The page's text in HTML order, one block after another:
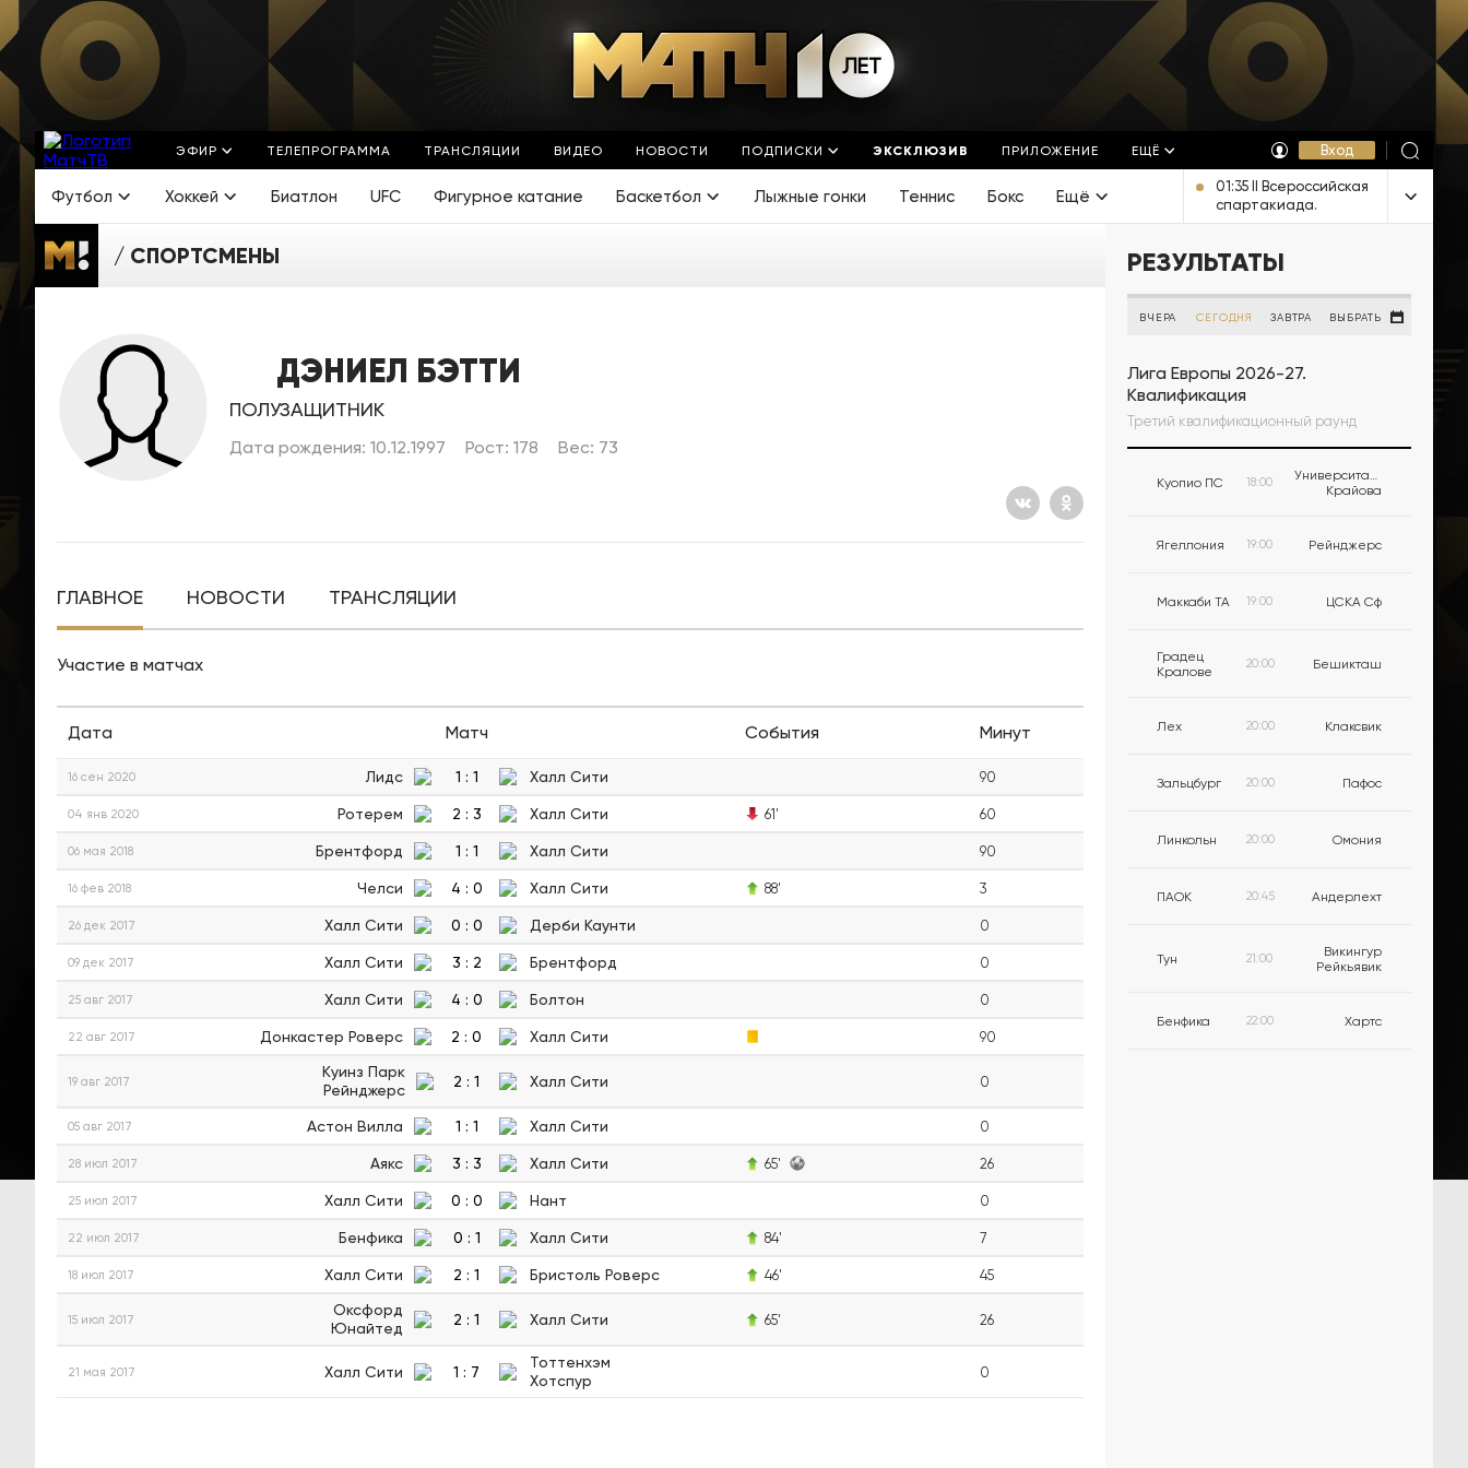
ЭФИР ТЕЛЕПРОГРАММА ТРАНСЛЯЦИИ ВИДЕО НОВОСТИ ПОДПИСКИ ЭКСКЛЮЗИВ ПРИЛОЖЕНИЕ ЕЩЁ Вход
Футбол Хоккей Биатлон UFC Фигурное катание Баскетбол Лыжные гонки Теннис Бокс Ещё
01:35 II Всероссийская
спартакиада.
Регби-7. Трансляция
СПОРТСМЕНЫ
ДЭНИЕЛ БЭТТИ
ПОЛУЗАЩИТНИК
Дата рождения: 10.12.1997 Рост: 178 Вес: 73
ГЛАВНОЕ НОВОСТИ ТРАНСЛЯЦИИ
Участие в матчах
Дата Матч События Минут
16 сен 2020 Лидс 1 : 1 Халл Сити 90
04 янв 2020 Ротерем 2 : 3 Халл Сити 61' 60
06 мая 2018 Брентфорд 1 : 1 Халл Сити 90
16 фев 2018 Челси 4 : 0 Халл Сити 88' 3
26 дек 2017 Халл Сити 0 : 0 Дерби Каунти 0
09 дек 2017 Халл Сити 3 : 2 Брентфорд 0
25 авг 2017 Халл Сити 4 : 0 Болтон 0
22 авг 2017 Донкастер Роверс 2 : 0 Халл Сити 90
19 авг 2017
Куинз Парк
Рейнджерс
2 : 1 Халл Сити 0
05 авг 2017 Астон Вилла 1 : 1 Халл Сити 0
28 июл 2017 Аякс 3 : 3 Халл Сити 65' 26
25 июл 2017 Халл Сити 0 : 0 Нант 0
22 июл 2017 Бенфика 0 : 1 Халл Сити 84' 7
18 июл 2017 Халл Сити 2 : 1 Бристоль Роверс 46' 45
15 июл 2017
Оксфорд
Юнайтед
2 : 1 Халл Сити 65' 26
21 мая 2017 Халл Сити 1 : 7
Тоттенхэм
Хотспур
0
РЕЗУЛЬТАТЫ
ВЧЕРА СЕГОДНЯ ЗАВТРА ВЫБРАТЬ
Лига Европы 2026-27.
Квалификация
Третий квалификационный раунд
Куопио ПС 18:00
Университатя
Крайова
Ягеллония 19:00 Рейнджерс
Маккаби ТА 19:00 ЦСКА Сф
Градец
Кралове
20:00 Бешикташ
Лех 20:00 Клаксвик
Зальцбург 20:00 Пафос
Линкольн 20:00 Омония
ПАОК 20:45 Андерлехт
Тун 21:00
Викингур
Рейкьявик
Бенфика 22:00 Хартс